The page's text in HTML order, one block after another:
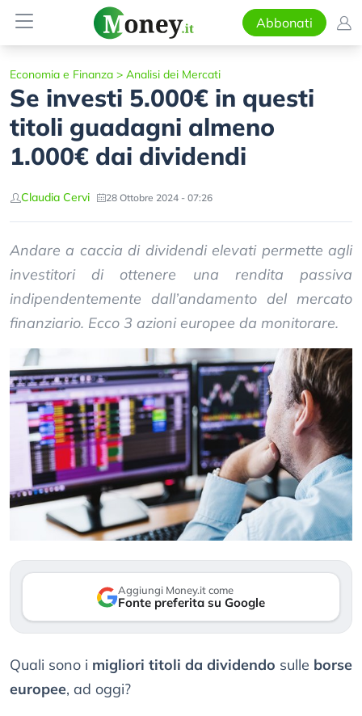
Abbonati
Economia e Finanza > Analisi dei Mercati
Se investi 5.000€ in questi
titoli guadagni almeno
1.000€ dai dividendi
Claudia Cervi 28 Ottobre 2024 - 07:26
Andare a caccia di dividendi elevati permette agli
investitori di ottenere una rendita passiva
indipendentemente dall’andamento del mercato
finanziario. Ecco 3 azioni europee da monitorare.
Aggiungi Money.it come
Fonte preferita su Google
Quali sono i migliori titoli da dividendo sulle borse
europee, ad oggi?